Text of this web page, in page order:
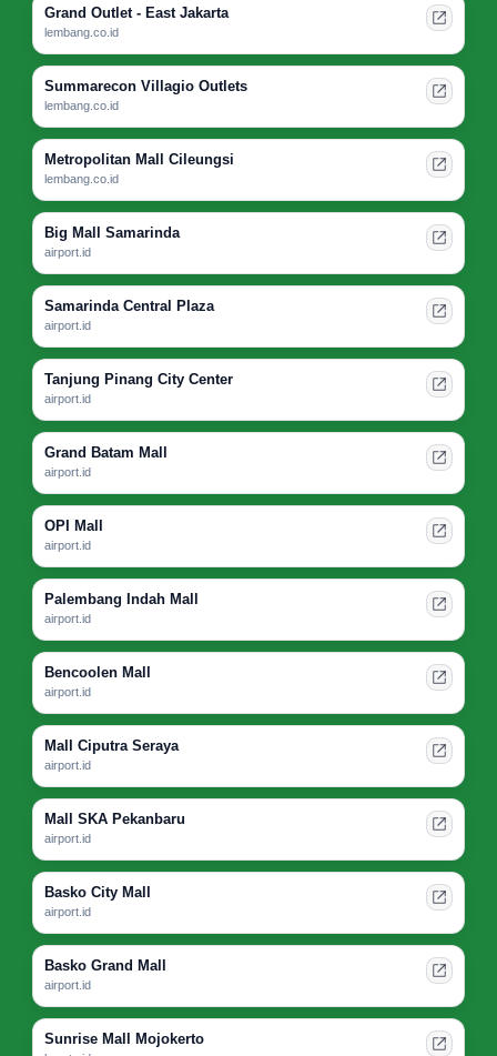
Grand Outlet - East Jakarta
lembang.co.id
Summarecon Villagio Outlets
lembang.co.id
Metropolitan Mall Cileungsi
lembang.co.id
Big Mall Samarinda
airport.id
Samarinda Central Plaza
airport.id
Tanjung Pinang City Center
airport.id
Grand Batam Mall
airport.id
OPI Mall
airport.id
Palembang Indah Mall
airport.id
Bencoolen Mall
airport.id
Mall Ciputra Seraya
airport.id
Mall SKA Pekanbaru
airport.id
Basko City Mall
airport.id
Basko Grand Mall
airport.id
Sunrise Mall Mojokerto